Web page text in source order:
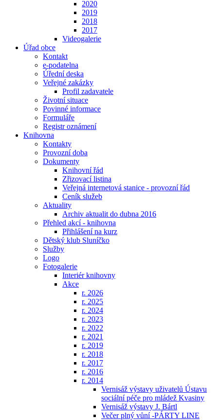
2020
2019
2018
2017
Videogalerie
Úřad obce
Kontakt
e-podatelna
Úřední deska
Veřejné zakázky
Profil zadavatele
Životní situace
Povinné informace
Formuláře
Registr oznámení
Knihovna
Kontakty
Provozní doba
Dokumenty
Knihovní řád
Zřizovací listina
Veřejná internetová stanice - provozní řád
Ceník služeb
Aktuality
Archiv aktualit do dubna 2016
Přehled akcí - knihovna
Přihlášení na kurz
Dětský klub Sluníčko
Služby
Logo
Fotogalerie
Interiér knihovny
Akce
r. 2026
r. 2025
r. 2024
r. 2023
r. 2022
r. 2021
r. 2019
r. 2018
r. 2017
r. 2016
r. 2014
Vernisáž výstavy uživatelů Ústavu
sociální péče pro mládež Kvasiny
Vernisáž výstavy J. Bártl
Večer plný vůní -PÁRTY LINE